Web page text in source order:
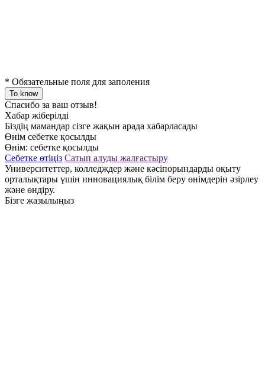
* Обязательные поля для заполения
To know
Спасибо за ваш отзыв!
Хабар жіберілді
Біздің мамандар сізге жақын арада хабарласады
Өнім себетке қосылды
Өнім: себетке қосылды
Себетке өтіңіз Сатып алуды жалғастыру
Университеттер, колледждер және кәсіпорындарды оқыту
орталықтары үшін инновациялық білім беру өнімдерін әзірлеу
және өндіру.
Бізге жазылыңыз